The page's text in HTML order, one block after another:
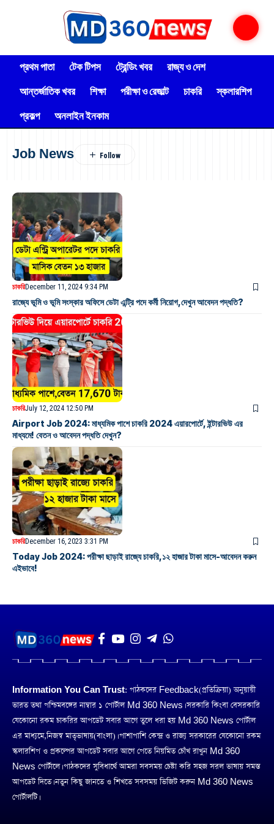
প্রথম পাতা টেক টিপস ট্রেন্ডিং খবর
রাজ্য ও দেশ
আন্তর্জাতিক খবর
শিক্ষা পরীক্ষা ও রেজাল্ট চাকরি
স্কলারশিপ
প্রকল্প
অনলাইন ইনকাম
Job News
চাকরিDecember 11, 2024 9:34 PM
রাজ্যে ভূমি ও ভূমি সংস্কার অফিসে ডেটা এন্ট্রি পদে কর্মী নিয়োগ,দেখুন আবেদন পদ্ধতি?
চাকরিJuly 12, 2024 12:50 PM
Airport Job 2024: মাধ্যমিক পাশে চাকরি 2024 এয়ারপোর্টে, ইন্টারভিউ এর
মাধ্যমে! বেতন ও আবেদন পদ্ধতি দেখুন?
চাকরিDecember 16, 2023 3:31 PM
Today Job 2024: পরীক্ষা ছাড়াই রাজ্যে চাকরি,১২ হাজার টাকা মাসে-আবেদন করুন
এইভাবে!
Information You Can Trust: পাঠকদের Feedback(প্রতিক্রিয়া) অনুয়ায়ী
ভারত তথা পশ্চিমবঙ্গের নাম্বার ১ পোর্টাল Md 360 News। সরকারি কিংবা বেসরকারি
যেকোনো রকম চাকরির আপডেট সবার আগে তুলে ধরা হয় Md 360 News পোর্টাল
এর মাধ্যমে,নিজস্ব মাতৃভাষায়(বাংলা)। পাশাপাশি কেন্দ্র ও রাজ্য সরকারের যেকোনো রকম
স্কলারশিপ ও প্রকল্পের আপডেট সবার আগে পেতে নিয়মিত চোঁখ রাখুন Md 360
News পোর্টালে। পাঠকদের সুবিধার্থে আমরা সবসময় চেষ্টা করি সহজ সরল ভাষায় সমস্ত
আপডেট দিতে। নতুন কিছু জানতে ও শিখতে সবসময় ভিজিট করুন Md 360 News
পোর্টালটি।